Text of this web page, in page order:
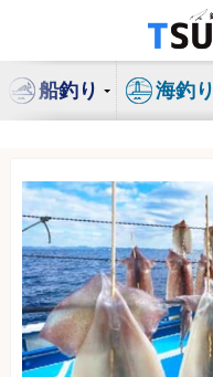
ン
船釣り 海釣り